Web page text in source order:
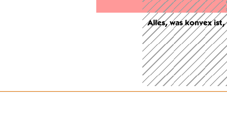
Alles, was konvex